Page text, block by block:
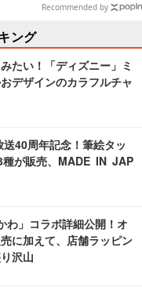
Recommended by
ング
たい！「ディズニー」ミ
デザインのカラフルチャ
送40周年記念！筆絵タッ
種が販売、MADE IN JAP
わ」コラボ詳細公開！オ
に加えて、店舗ラッピン
沢山